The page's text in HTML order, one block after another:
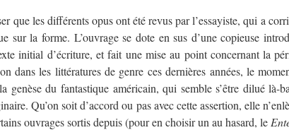
que les différents opus ont été revus par l’essayiste, qui a
sur la forme. L’ouvrage se dote en sus d’une copieuse
initial d’écriture, et fait une mise au point concernant la
dans les littératures de genre ces dernières années, le
genèse du fantastique américain, qui semble s’être dilué là-
Qu’on soit d’accord ou pas avec cette assertion, elle
ouvrages sortis depuis (pour en choisir un au hasard, le